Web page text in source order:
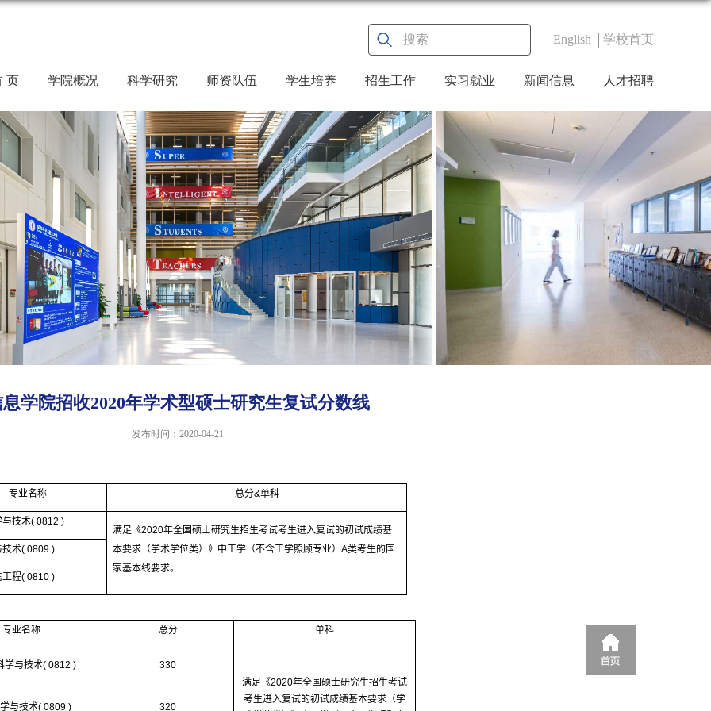
English 学校首页
页 学院概况 科学研究 师资队伍 学生培养 招生工作 实习就业 新闻信息 人才招聘
学院招收2020年学术型硕士研究生复试分数线
发布时间：2020-04-21
专业名称 总分&单科
与技术( 0812 )
满足《2020年全国硕士研究生招生考试考生进入复试的初试成绩基
本要求（学术学位类）》中工学（不含工学照顾专业） A类考生的国
家基本线要求。
技术( 0809 )
工程( 0810 )
专业名称 总分 单科
学与技术( 0812 )
330
满足《2020年全国硕士研究生招生考试
考生进入复试的初试成绩基本要求（学
与技术( 0809 ) 320